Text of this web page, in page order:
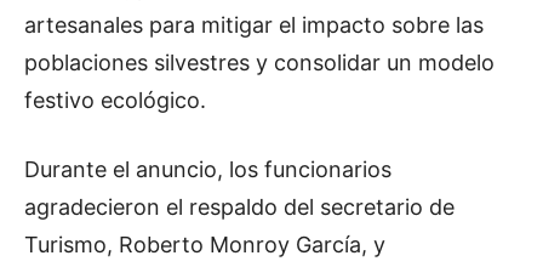
artesanales para mitigar el impacto sobre las
poblaciones silvestres y consolidar un modelo
festivo ecológico.
Durante el anuncio, los funcionarios
agradecieron el respaldo del secretario de
Turismo, Roberto Monroy García, y